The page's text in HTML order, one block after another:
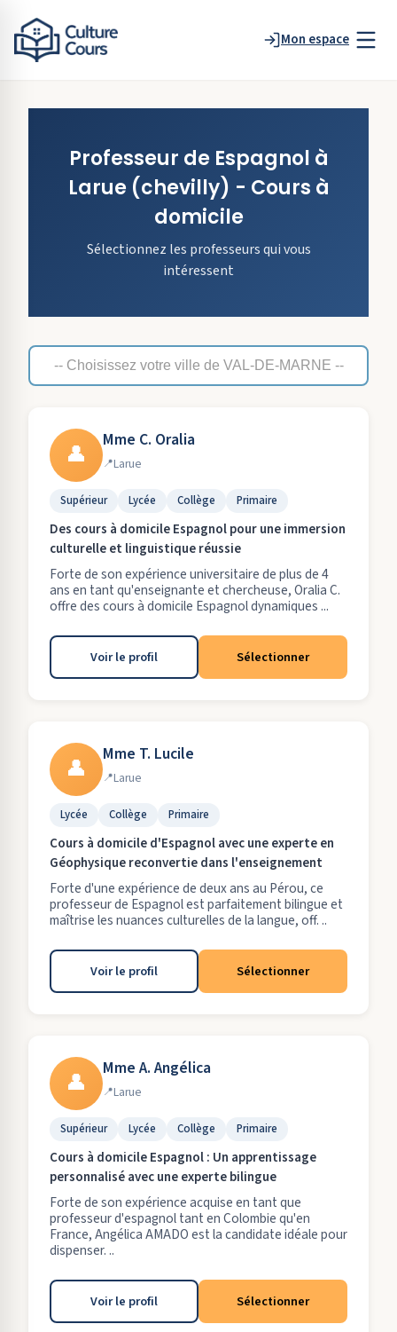
Mon espace
Professeur de Espagnol à
Larue (chevilly) - Cours à
domicile
Sélectionnez les professeurs qui vous
intéressent
👤 Mme C. Oralia
Larue
Supérieur Lycée Collège Primaire
Des cours à domicile Espagnol pour une immersion
culturelle et linguistique réussie
Forte de son expérience universitaire de plus de 4
ans en tant qu'enseignante et chercheuse, Oralia C.
offre des cours à domicile Espagnol dynamiques ...
Voir le profil Sélectionner
👤 Mme T. Lucile
Larue
Lycée Collège Primaire
Cours à domicile d'Espagnol avec une experte en
Géophysique reconvertie dans l'enseignement
Forte d'une expérience de deux ans au Pérou, ce
professeur de Espagnol est parfaitement bilingue et
maîtrise les nuances culturelles de la langue, off. ..
Voir le profil Sélectionner
👤 Mme A. Angélica
Larue
Supérieur Lycée Collège Primaire
Cours à domicile Espagnol : Un apprentissage
personnalisé avec une experte bilingue
Forte de son expérience acquise en tant que
professeur d'espagnol tant en Colombie qu'en
France, Angélica AMADO est la candidate idéale pour
dispenser. ..
Voir le profil Sélectionner